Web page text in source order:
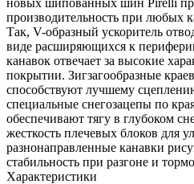
новых шипованных шин Pirelli
производительность при любых
Так, V-образный ускоритель
виде расширяющихся к
канавок отвечает за высокие
покрытии. Зигзагообразные
способствуют лучшему
специальные снегозацепы по
обеспечивают тягу в глубоком
жесткость плечевых блоков для
разнонаправленные канавки
стабильность при разгоне и
Характеристики